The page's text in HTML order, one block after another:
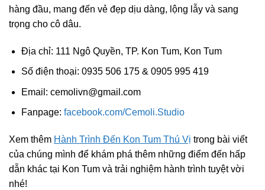
hàng đầu, mang đến vẻ đẹp dịu dàng, lộng lẫy và sang
trọng cho cô dâu.
Địa chỉ: 111 Ngô Quyền, TP. Kon Tum, Kon Tum
Số điện thoại: 0935 506 175 & 0905 995 419
Email: cemolivn@gmail.com
Fanpage: facebook.com/Cemoli.Studio
Xem thêm Hành Trình Đến Kon Tum Thú Vị trong bài viết
của chúng mình để khám phá thêm những điểm đến hấp
dẫn khác tại Kon Tum và trải nghiệm hành trình tuyệt vời
nhé!